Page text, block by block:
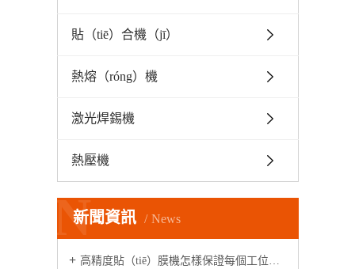
貼（tiē）合機（jī）
熱熔（róng）機
激光焊錫機
熱壓機
新聞資訊 News
N
高精度貼（tiē）膜機怎樣保證每個工位高（gāo）速精準出膜的